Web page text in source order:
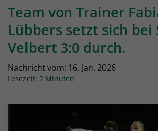
Team von Trainer
Lübbers setzt sich bei
Velbert 3:0 durch.
Nachricht vom: 16. Jan. 2026
Lesezeit: 2 Minuten